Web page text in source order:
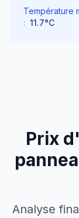
Température
: 11.7°C
Prix
Analyse